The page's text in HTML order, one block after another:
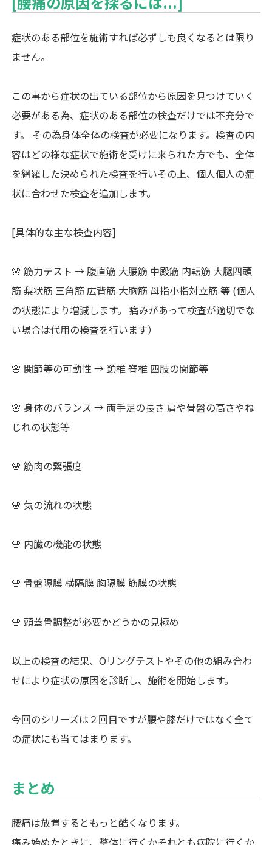
症状のある部位を施術すれば必ずしも良くなるとは限り
ません。
この事から症状の出ている部位から原因を見つけていく
必要がある為、症状のある部位の検査だけでは不充分で
す。 その為身体全体の検査が必要になります。検査の内
容はどの様な症状で施術を受けに来られた方でも、全体
を網羅した決められた検査を行いその上、個人個人の症
状に合わせた検査を追加します。
[具体的な主な検査内容]
🌸 筋力テスト → 腹直筋 大腰筋 中殿筋 内転筋 大腿四頭
筋 梨状筋 三角筋 広背筋 大胸筋 母指小指対立筋 等 (個人
の状態により増減します。 痛みがあって検査が適切でな
い場合は代用の検査を行います）
🌸 関節等の可動性 → 頚椎 脊椎 四肢の関節等
🌸 身体のバランス → 両手足の長さ 肩や骨盤の高さやね
じれの状態等
🌸 筋肉の緊張度
🌸 気の流れの状態
🌸 内臓の機能の状態
🌸 骨盤隔膜 横隔膜 胸隔膜 筋膜の状態
🌸 頭蓋骨調整が必要かどうかの見極め
以上の検査の結果、Oリングテストやその他の組み合わ
せにより症状の原因を診断し、施術を開始します。
今回のシリーズは２回目ですが腰や膝だけではなく全て
の症状にも当てはまります。
まとめ
腰痛は放置するともっと酷くなります。
痛み始めたときに、整体に行くかそれとも病院に行くか